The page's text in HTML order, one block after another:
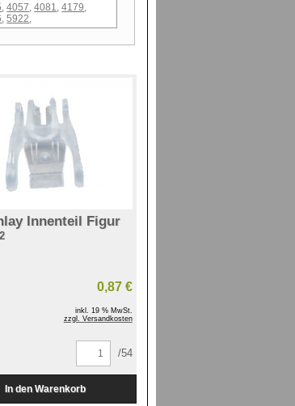
,4057,4081,4179,
,5922,
Innenteil Figur
0,87 €
inkl. 19 % MwSt.
zzgl. Versandkosten
/54